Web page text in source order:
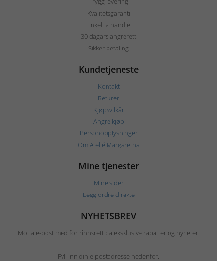
Kvalitetsgaranti
Enkelt å handle
30 dagars angrerett
Sikker betaling
Kundetjeneste
Kontakt
Returer
Kjøpsvilkår
Angre kjøp
Personopplysninger
Om Ateljé Margaretha
Mine tjenester
Mine sider
Legg ordre direkte
NYHETSBREV
Motta e-post med fortrinnsrett på eksklusive rabatter og nyheter.
Fyll inn din e-postadresse nedenfor.